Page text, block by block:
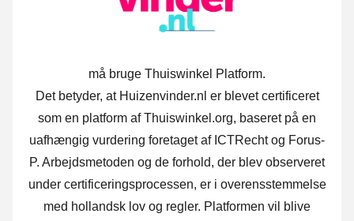
må bruge Thuiswinkel Platform.
Det betyder, at Huizenvinder.nl er blevet certificeret
som en platform af Thuiswinkel.org, baseret på en
uafhængig vurdering foretaget af ICTRecht og Forus-
P. Arbejdsmetoden og de forhold, der blev observeret
under certificeringsprocessen, er i overensstemmelse
med hollandsk lov og regler. Platformen vil blive